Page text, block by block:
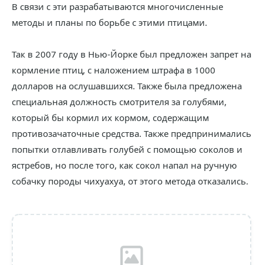
В связи с эти разрабатываются многочисленные
методы и планы по борьбе с этими птицами.
Так в 2007 году в Нью-Йорке был предложен запрет на
кормление птиц, с наложением штрафа в 1000
долларов на ослушавшихся. Также была предложена
специальная должность смотрителя за голубями,
который бы кормил их кормом, содержащим
противозачаточные средства. Также предпринимались
попытки отлавливать голубей с помощью соколов и
ястребов, но после того, как сокол напал на ручную
собачку породы чихуахуа, от этого метода отказались.